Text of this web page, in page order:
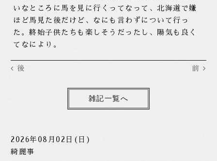
いなところに馬を見に行くってなって、北海道で嫌
ほど馬見た後だけど、なにも言わずについて行っ
た。終始子供たちも楽しそうだったし、陽気も良く
てなにより。
後 前
雑記一覧へ
2026年08月02日(日)
綺麗事